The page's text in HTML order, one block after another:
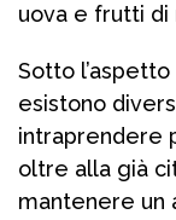
uova e frutti di
Sotto
esistono
intraprendere
oltre alla già
mantenere un